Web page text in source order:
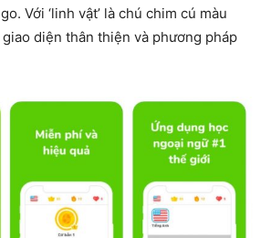
Với ‘linh vật’ là chú chim cú màu
diện thân thiện và phương pháp